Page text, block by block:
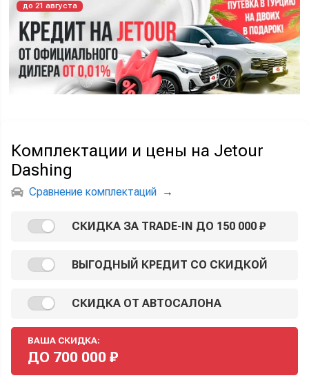
до 21 августа
Комплектации и цены на Jetour
Dashing
Сравнение комплектаций →
СКИДКА ЗА TRADE-IN ДО 150 000 ₽
ВЫГОДНЫЙ КРЕДИТ СО СКИДКОЙ
СКИДКА ОТ АВТОСАЛОНА
ВАША СКИДКА:
ДО 700 000 ₽